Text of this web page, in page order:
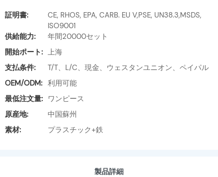
証明書:
CE, RHOS, EPA, CARB. EU V,PSE, UN38.3,MSDS,
ISO9001
供給能力:
年間20000セット
開始ポート: 上海
支払条件:
T/T、L/C、現金、ウェスタンユニオン、ペイパル
OEM/ODM: 利用可能
最低注文量: ワンピース
原産地:
中国蘇州
素材:
プラスチック+鉄
製品詳細